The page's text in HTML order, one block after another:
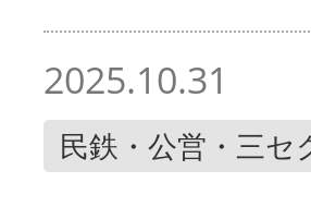
2025.10.31
民鉄・公営・三セ